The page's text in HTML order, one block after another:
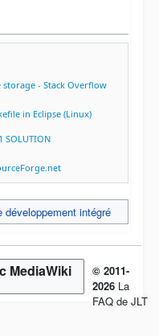
- Stack Overflow
in Eclipse (Linux)
SOLUTION
développement intégré
© 2011-
2026 La
FAQ de JLT